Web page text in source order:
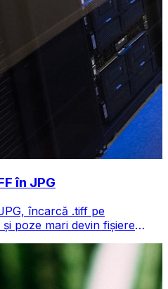
în JPG
încarcă .tiff pe
poze mari devin fișiere